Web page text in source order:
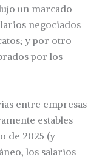
un marcado
negociados
y por otro
por los
entre empresas
estables
de 2025 (y
los salarios